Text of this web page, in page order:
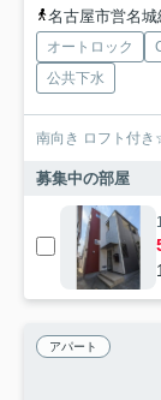
名古屋市営名
オートロック
公共下水
南向き ロフト付
募集中の部屋
アパート